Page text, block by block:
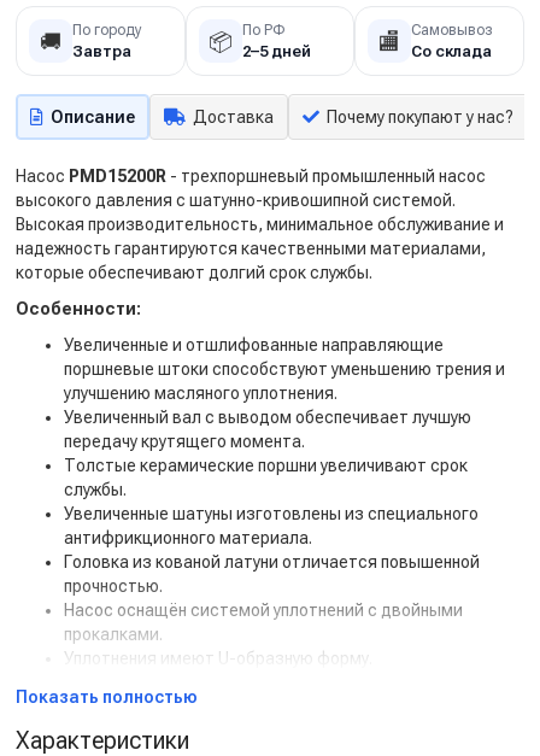
🚚 По городу
Завтра 📦 По РФ
2–5 дней 🏬 Самовывоз
Со склада
Описание Доставка Почему покупают у нас?
Насос PMD15200R - трехпоршневый промышленный насос
высокого давления с шатунно-кривошипной системой.
Высокая производительность, минимальное обслуживание и
надежность гарантируются качественными материалами,
которые обеспечивают долгий срок службы.
Особенности:
Увеличенные и отшлифованные направляющие
поршневые штоки способствуют уменьшению трения и
улучшению масляного уплотнения.
Увеличенный вал с выводом обеспечивает лучшую
передачу крутящего момента.
Толстые керамические поршни увеличивают срок
службы.
Увеличенные шатуны изготовлены из специального
антифрикционного материала.
Головка из кованой латуни отличается повышенной
прочностью.
Насос оснащён системой уплотнений с двойными
прокалками.
Уплотнения имеют U-образную форму.
Области использования:
Оборудование отличается высоким качеством изготовления,
Показать полностью
Характеристики